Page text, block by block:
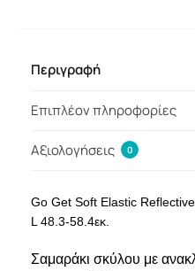
Περιγραφή
Επιπλέον πληροφορίες
Αξιολογήσεις 0
Go Get Soft Elastic
L 48.3-58.4εκ.
Σαμαράκι σκύλου με